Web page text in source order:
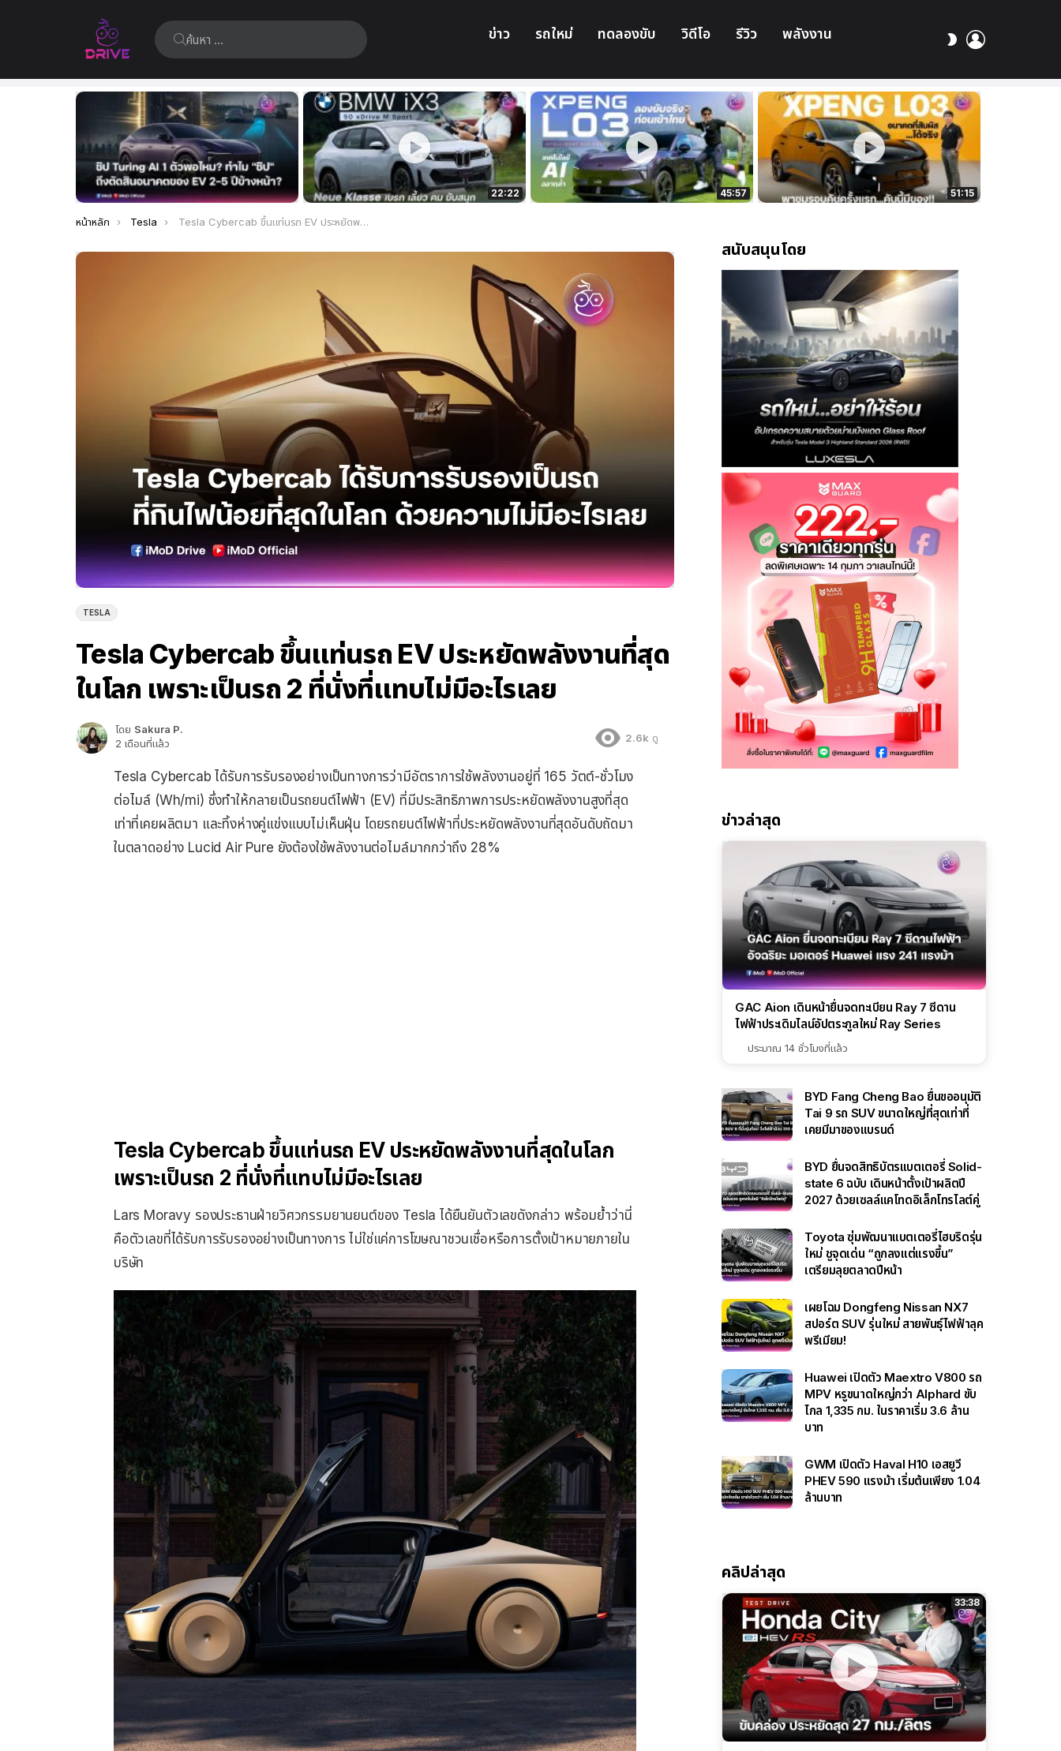
ค้นหา: ข่าว รถใหม่ ทดลองขับ วิดีโอ รีวิว พลังงาน
สลับ
เรื่อง
ล่าสุด
22:22 45:57 51:15
คุณอยู่ที่นี่:
หน้าหลัก Tesla Tesla Cybercab ขึ้นแท่นรถ EV ประหยัดพลังงานที่สุดในโลก เพราะเป็นรถ 2 ที่นั่งที่แทบไม่มีอะไรเลย
TESLA
Tesla Cybercab ขึ้นแท่นรถ EV ประหยัดพลังงานที่สุด
ในโลก เพราะเป็นรถ 2 ที่นั่งที่แทบไม่มีอะไรเลย
โดย Sakura P.
2 เดือนที่แล้ว
2.6k ดู
Tesla Cybercab ได้รับการรับรองอย่างเป็นทางการว่ามีอัตราการใช้พลังงานอยู่ที่ 165 วัตต์-ชั่วโมง
ต่อไมล์ (Wh/mi) ซึ่งทำให้กลายเป็นรถยนต์ไฟฟ้า (EV) ที่มีประสิทธิภาพการประหยัดพลังงานสูงที่สุด
เท่าที่เคยผลิตมา และทิ้งห่างคู่แข่งแบบไม่เห็นฝุ่น โดยรถยนต์ไฟฟ้าที่ประหยัดพลังงานที่สุดอันดับถัดมา
ในตลาดอย่าง Lucid Air Pure ยังต้องใช้พลังงานต่อไมล์มากกว่าถึง 28%
Tesla Cybercab ขึ้นแท่นรถ EV ประหยัดพลังงานที่สุดในโลก
เพราะเป็นรถ 2 ที่นั่งที่แทบไม่มีอะไรเลย
Lars Moravy รองประธานฝ่ายวิศวกรรมยานยนต์ของ Tesla ได้ยืนยันตัวเลขดังกล่าว พร้อมย้ำว่านี่
คือตัวเลขที่ได้รับการรับรองอย่างเป็นทางการ ไม่ใช่แค่การโฆษณาชวนเชื่อหรือการตั้งเป้าหมายภายใน
บริษัท
สนับสนุนโดย
ข่าวล่าสุด
GAC Aion เดินหน้ายื่นจดทะเบียน Ray 7 ซีดาน
ไฟฟ้าประเดิมไลน์อัปตระกูลใหม่ Ray Series
ประมาณ 14 ชั่วโมงที่แล้ว
BYD Fang Cheng Bao ยื่นขออนุมัติ
Tai 9 รถ SUV ขนาดใหญ่ที่สุดเท่าที่
เคยมีมาของแบรนด์
BYD ยื่นจดสิทธิบัตรแบตเตอรี่ Solid-
state 6 ฉบับ เดินหน้าตั้งเป้าผลิตปี
2027 ด้วยเซลล์แคโทดอิเล็กโทรไลต์คู่
Toyota ซุ่มพัฒนาแบตเตอรี่ไฮบริดรุ่น
ใหม่ ชูจุดเด่น “ถูกลงแต่แรงขึ้น”
เตรียมลุยตลาดปีหน้า
เผยโฉม Dongfeng Nissan NX7
สปอร์ต SUV รุ่นใหม่ สายพันธุ์ไฟฟ้าลุค
พรีเมียม!
Huawei เปิดตัว Maextro V800 รถ
MPV หรูขนาดใหญ่กว่า Alphard ขับ
ไกล 1,335 กม. ในราคาเริ่ม 3.6 ล้าน
บาท
GWM เปิดตัว Haval H10 เอสยูวี
PHEV 590 แรงม้า เริ่มต้นเพียง 1.04
ล้านบาท
คลิปล่าสุด
33:38